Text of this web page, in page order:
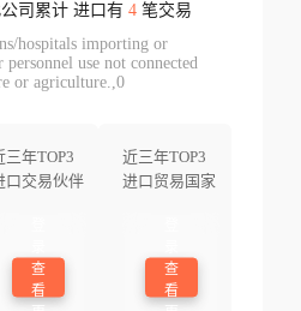
司累计 进口有 4笔交易
hospitals importing or
use not connected
or agriculture.,0
三年TOP3
口交易伙伴
查
看
近三年TOP3
进口贸易国家
查
看